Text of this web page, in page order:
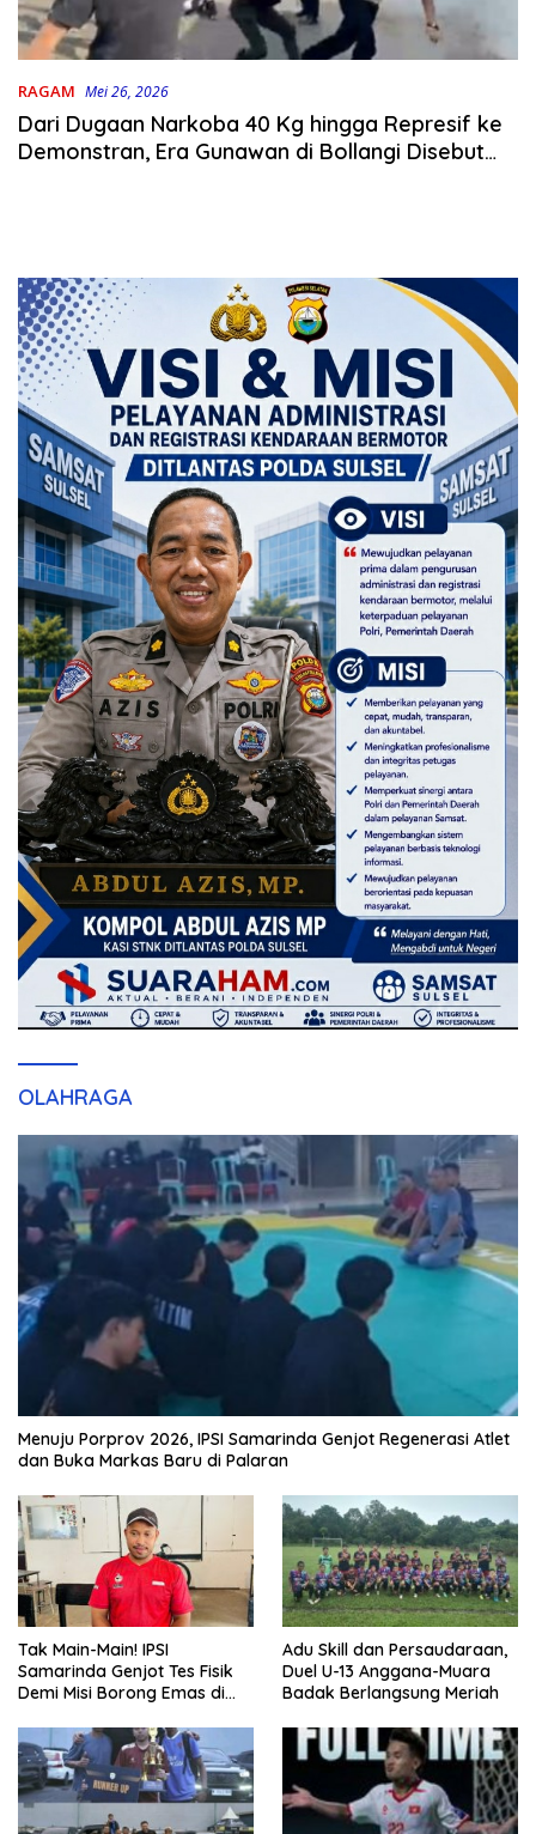
RAGAM Mei 26, 2026
Dari Dugaan Narkoba 40 Kg hingga Represif ke
Demonstran, Era Gunawan di Bollangi Disebut
OLAHRAGA
Menuju Porprov 2026, IPSI Samarinda Genjot Regenerasi Atlet
dan Buka Markas Baru di Palaran
Tak Main-Main! IPSI
Samarinda Genjot Tes Fisik
Demi Misi Borong Emas di
Adu Skill dan Persaudaraan,
Duel U-13 Anggana-Muara
Badak Berlangsung Meriah